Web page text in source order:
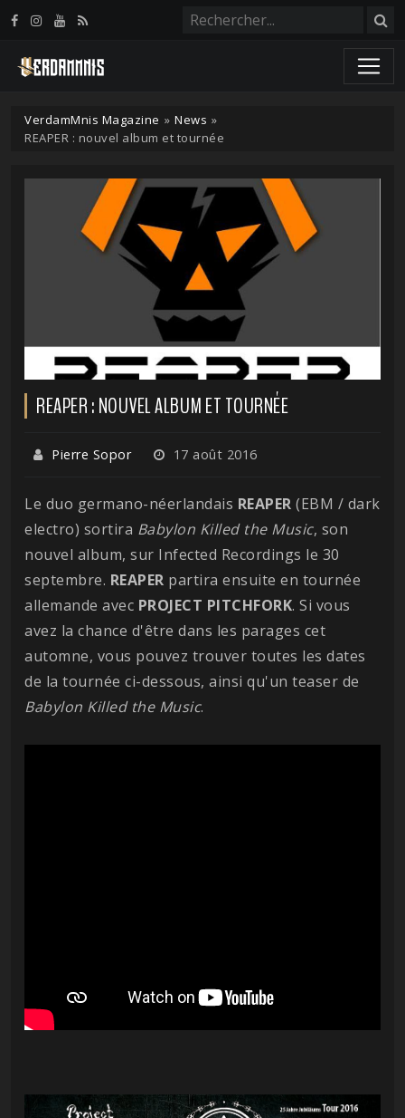
VerdamMnis Magazine » News »
REAPER : nouvel album et tournée
REAPER : NOUVEL ALBUM ET TOURNÉE
Pierre Sopor 17 août 2016
Le duo germano-néerlandais REAPER (EBM / dark
electro) sortira Babylon Killed the Music, son
nouvel album, sur Infected Recordings le 30
septembre. REAPER partira ensuite en tournée
allemande avec PROJECT PITCHFORK. Si vous
avez la chance d'être dans les parages cet
automne, vous pouvez trouver toutes les dates
de la tournée ci-dessous, ainsi qu'un teaser de
Babylon Killed the Music.
Panneau de gestion des cookies